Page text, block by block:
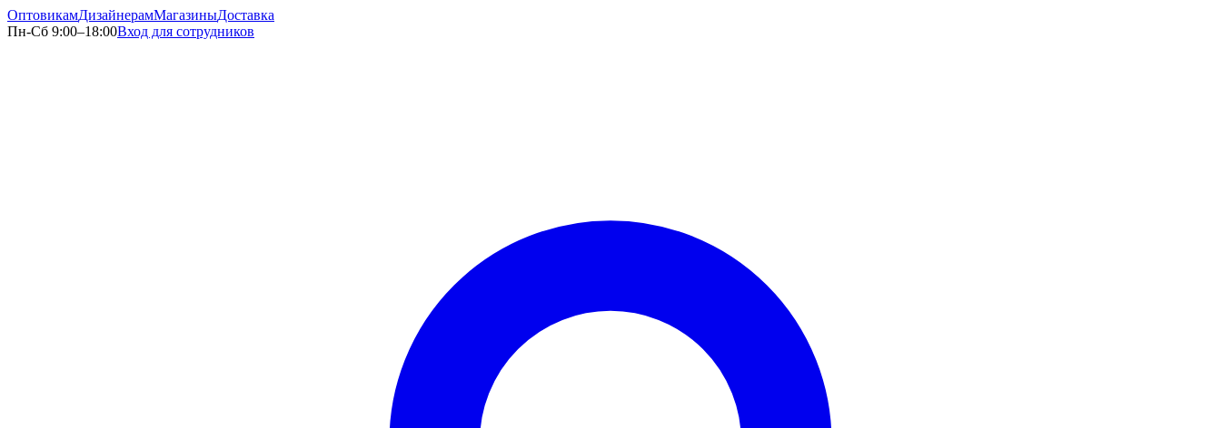
ОптовикамДизайнерамМагазиныДоставка
Пн-Сб 9:00–18:00Вход для сотрудников